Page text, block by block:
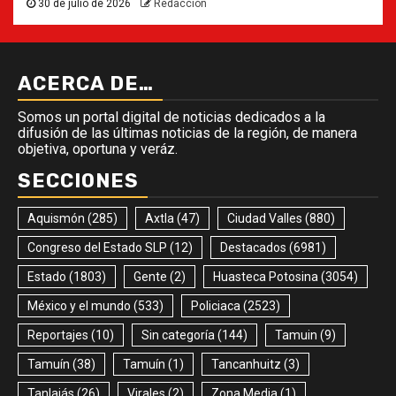
30 de julio de 2026 Redacción
ACERCA DE…
Somos un portal digital de noticias dedicados a la
difusión de las últimas noticias de la región, de manera
objetiva, oportuna y veráz.
SECCIONES
Aquismón (285) Axtla (47) Ciudad Valles (880)
Congreso del Estado SLP (12) Destacados (6981)
Estado (1803) Gente (2) Huasteca Potosina (3054)
México y el mundo (533) Policiaca (2523)
Reportajes (10) Sin categoría (144) Tamuin (9)
Tamuín (38) Tamuín (1) Tancanhuitz (3)